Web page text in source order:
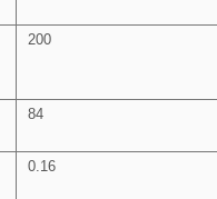
200
84
0.16